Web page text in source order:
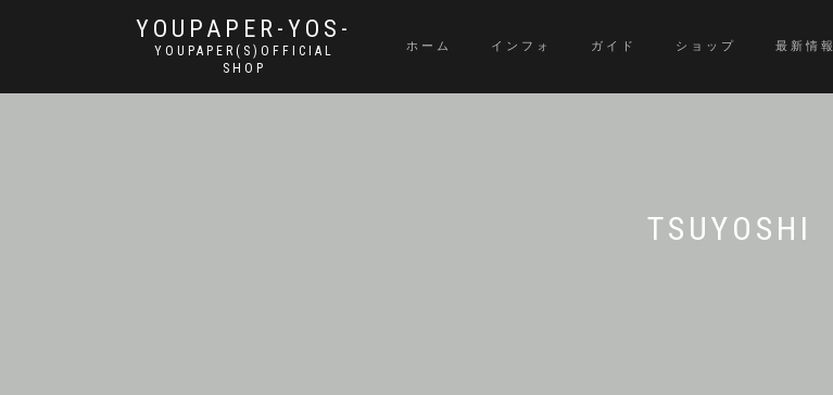
YOUPAPER-YOS-
YOUPAPER(S)OFFICIAL
SHOP
ホーム インフォ ガイド ショップ 最新情報
TSUYOSHI